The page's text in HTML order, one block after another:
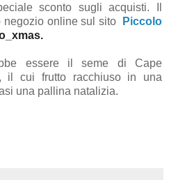
sconto sugli acquisti. Il
online sul sito
Piccolo
essere il seme di Cape
il cui frutto racchiuso in una
una pallina natalizia.